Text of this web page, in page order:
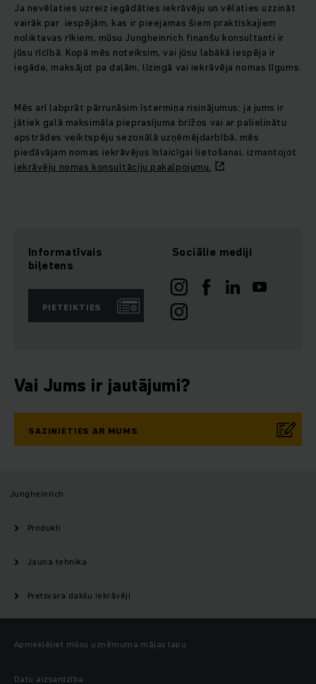
Ja nevēlaties uzreiz iegādāties iekrāvēju un vēlaties uzzināt
vairāk par iespējām, kas ir pieejamas šiem praktiskajiem
noliktavas rīkiem, mūsu Jungheinrich finanšu konsultanti ir
jūsu rīcībā. Kopā mēs noteiksim, vai jūsu labākā iespēja ir
iegāde, maksājot pa daļām, līzingā vai iekrāvēja nomas līgums.
Mēs arī labprāt pārrunāsim īstermiņa risinājumus: ja jums ir
jātiek galā maksimāla pieprasījuma brīžos vai ar palielinātu
apstrādes veiktspēju sezonālā uzņēmējdarbībā, mēs
piedāvājam nomas iekrāvējus īslaicīgai lietošanai, izmantojot
iekrāvēju nomas konsultāciju pakalpojumu.
Informatīvais
biļetens
PIETEIKTIES
Sociālie mediji
Vai Jums ir jautājumi?
SAZINIETIES AR MUMS
Jungheinrich
Produkti
Jauna tehnika
Pretsvara dakšu iekrāvēji
Apmeklējiet mūsu uzņēmuma mājas lapu
Datu aizsardzība